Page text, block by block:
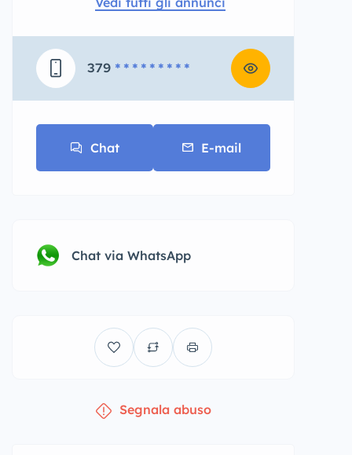
379 * * * * * * * * *
Chat E-mail
Chat via WhatsApp
Segnala abuso